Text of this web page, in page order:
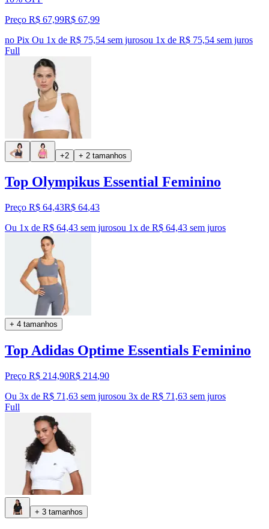
Preço R$ 67,99R$ 67,99
no Pix Ou 1x de R$ 75,54 sem jurosou 1x de R$ 75,54 sem juros
Full
+2 + 2 tamanhos
Top Olympikus Essential Feminino
Preço R$ 64,43R$ 64,43
Ou 1x de R$ 64,43 sem jurosou 1x de R$ 64,43 sem juros
+ 4 tamanhos
Top Adidas Optime Essentials Feminino
Preço R$ 214,90R$ 214,90
Ou 3x de R$ 71,63 sem jurosou 3x de R$ 71,63 sem juros
Full
+ 3 tamanhos